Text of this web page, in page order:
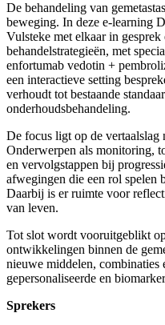
De behandeling van
beweging. In deze e-learning
Vulsteke met elkaar in
behandelstrategieën, met
enfortumab vedotin +
een interactieve setting
verhoudt tot bestaande
onderhoudsbehandeling.
De focus ligt op de
Onderwerpen als monitoring,
en vervolgstappen bij
afwegingen die een rol spelen
Daarbij is er ruimte voor
van leven.
Tot slot wordt vooruitgeblikt
ontwikkelingen binnen de
nieuwe middelen, combinaties
gepersonaliseerde en
Sprekers